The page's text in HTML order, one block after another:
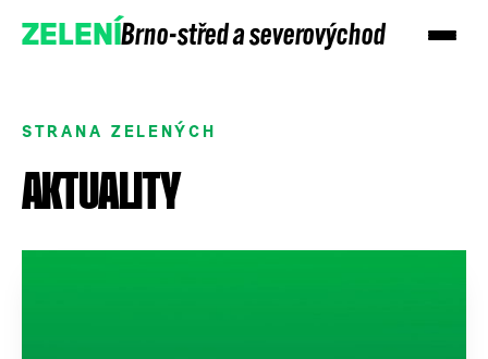
ZELENÍBrno-střed a severovýchod
STRANA ZELENÝCH
AKTUALITY